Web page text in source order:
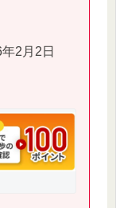
2月2日